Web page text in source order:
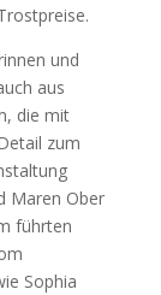
und
aus
die mit
zum
Maren Ober
führten
Sophia